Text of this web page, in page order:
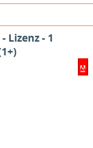
Lizenz - 1